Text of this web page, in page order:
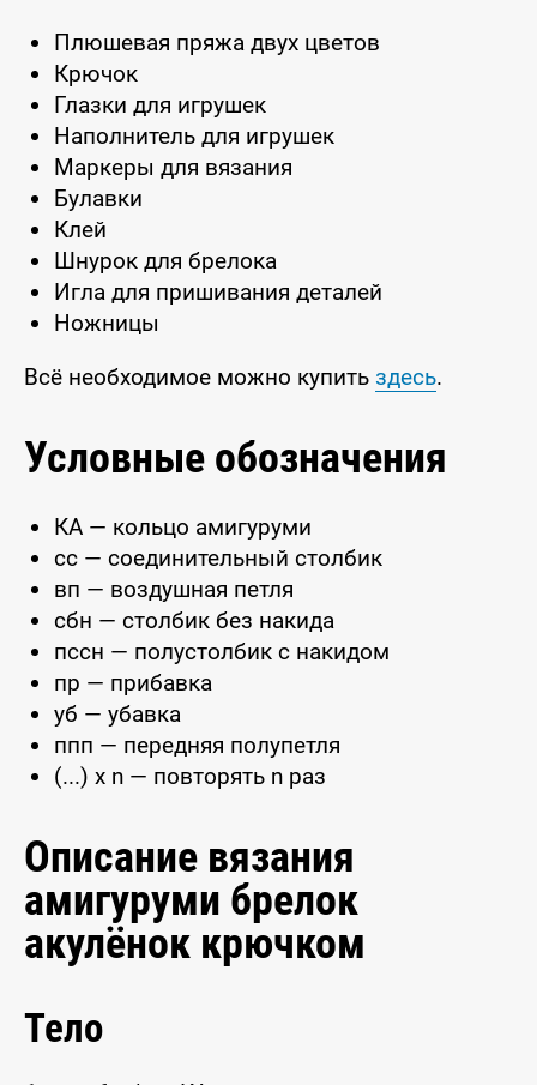
Плюшевая пряжа двух цветов
Крючок
Глазки для игрушек
Наполнитель для игрушек
Маркеры для вязания
Булавки
Клей
Шнурок для брелока
Игла для пришивания деталей
Ножницы
Всё необходимое можно купить здесь.
Условные обозначения
КА — кольцо амигуруми
сс — соединительный столбик
вп — воздушная петля
сбн — столбик без накида
пссн — полустолбик с накидом
пр — прибавка
уб — убавка
ппп — передняя полупетля
(...) x n — повторять n раз
Описание вязания
амигуруми брелок
акулёнок крючком
Тело